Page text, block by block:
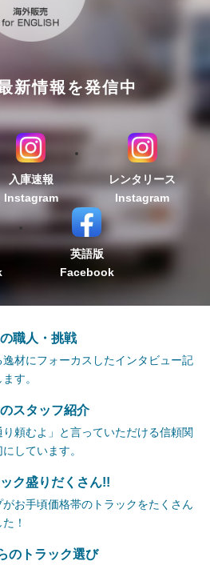
新情報を発信中
入庫速報
Instagram
レンタリース
Instagram
英語版
Facebook
職人・挑戦
逸材にフォーカスしたインタビュー記
す。
スタッフ紹介
り頼むよ」と言っていただける信頼関
しています。
ク盛りだくさん!!
お手頃価格帯のトラックをたくさん
！
のトラック選び